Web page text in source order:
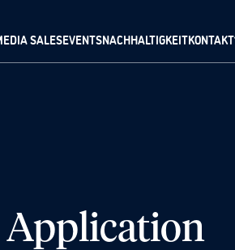
SALESEVENTSNACHHALTIGKEITKONTAKT
Application